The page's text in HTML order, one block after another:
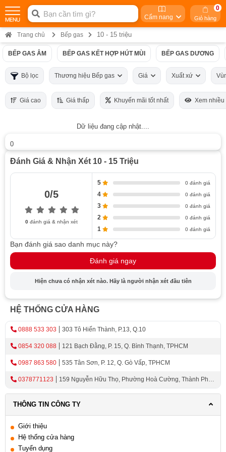
Cẩm nang Giỏ hàng
0
Trang chủ Bếp gas 10 - 15 triệu
BẾP GAS ÂM BẾP GAS KẾT HỢP HÚT MÙI BẾP GAS DƯƠNG
Bộ lọc Thương hiệu Bếp gas Giá Xuất xứ
Giá cao Giá thấp Khuyến mãi tốt nhất Xem nhiều
Dữ liệu đang cập nhật....
0
Đánh Giá & Nhận Xét 10 - 15 Triệu
0/5
0đánh giá & nhận xét
5 0 đánh giá
4 0 đánh giá
3 0 đánh giá
2 0 đánh giá
1 0 đánh giá
Bạn đánh giá sao danh mục này?
Đánh giá ngay
Hiện chưa có nhận xét nào. Hãy là người nhận xét đầu tiên
HỆ THỐNG CỬA HÀNG
0888 533 303 303 Tô Hiến Thành, P.13, Q.10
0854 320 088 121 Bạch Đằng, P. 15, Q. Bình Thạnh, TPHCM
0987 863 580 535 Tân Sơn, P. 12, Q. Gò Vấp, TPHCM
0378771123
159 Nguyễn Hữu Thọ, Phường Hoà Cường, Thành Phố
THÔNG TIN CÔNG TY
Giới thiệu
Hệ thống cửa hàng
Tuyển dụng